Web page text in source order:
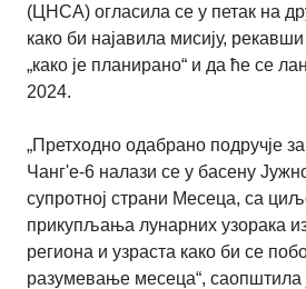
(ЦНСА) огласила се у петак на
како би најавила мисију,
„како је планирано“ и да ће се
2024.
„Претходно одабрано подручје
Чанг'е-6 налази се у басену
супротној страни Месеца, са
прикупљања лунарних узорака
региона и узраста како би се
разумевање месеца“, саопштила